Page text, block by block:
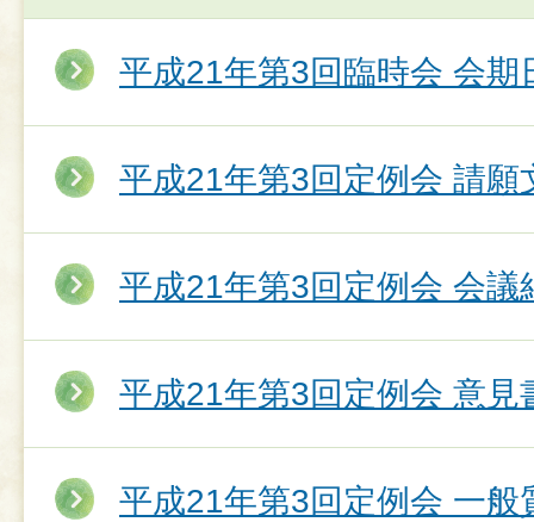
平成21年第3回臨時会 会期
平成21年第3回定例会 請願
平成21年第3回定例会 会議
平成21年第3回定例会 意見
平成21年第3回定例会 一般